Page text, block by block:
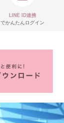
LINE ID連携
でかんたんログイン